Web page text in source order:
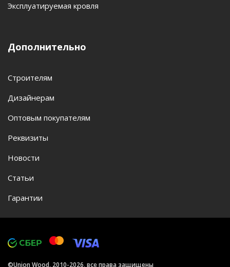
Эксплуатируемая кровля
Дополнительно
Строителям
Дизайнерам
Оптовым покупателям
Реквизиты
Новости
Статьи
Гарантии
©Union Wood, 2010-2026, все права защищены